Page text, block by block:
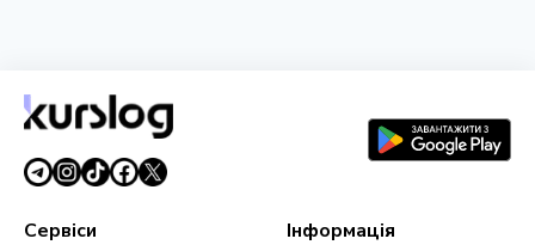
3 серпня 2026 р.5 хв читання
Сервіси Інформація